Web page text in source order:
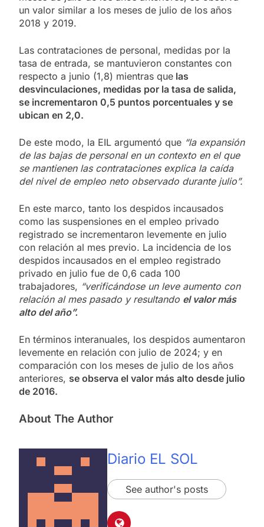
un valor similar a los meses de julio de los años
2018 y 2019.
Las contrataciones de personal, medidas por la
tasa de entrada, se mantuvieron constantes con
respecto a junio (1,8) mientras que las
desvinculaciones, medidas por la tasa de salida,
se incrementaron 0,5 puntos porcentuales y se
ubican en 2,0.
De este modo, la EIL argumentó que “la expansión
de las bajas de personal en un contexto en el que
se mantienen las contrataciones explica la caída
del nivel de empleo neto observado durante julio”.
En este marco, tanto los despidos incausados
como las suspensiones en el empleo privado
registrado se incrementaron levemente en julio
con relación al mes previo. La incidencia de los
despidos incausados en el empleo registrado
privado en julio fue de 0,6 cada 100
trabajadores, “verificándose un leve aumento con
relación al mes pasado y resultando el valor más
alto del año”.
En términos interanuales, los despidos aumentaron
levemente en relación con julio de 2024; y en
comparación con los meses de julio de los años
anteriores, se observa el valor más alto desde julio
de 2016.
About The Author
Diario EL SOL
See author's posts